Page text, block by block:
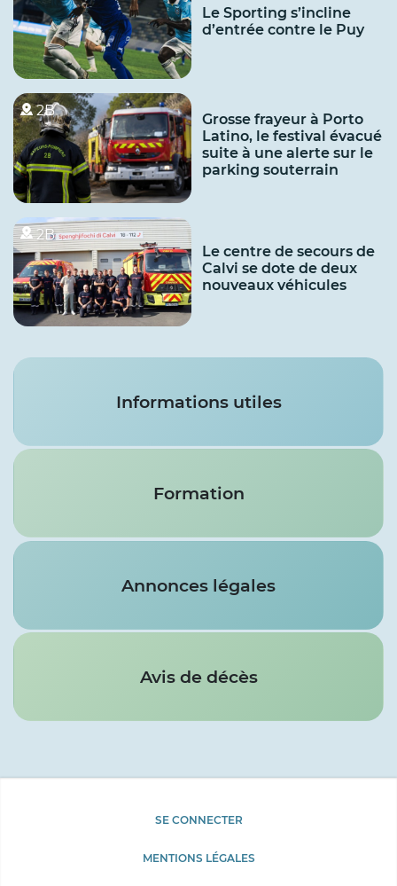
Le Sporting s’incline
d’entrée contre le Puy
2B
Grosse frayeur à Porto
Latino, le festival évacué
suite à une alerte sur le
parking souterrain
2B
Le centre de secours de
Calvi se dote de deux
nouveaux véhicules
Services
Informations utiles
Formation
Annonces légales
Avis de décès
SE CONNECTER
MENTIONS LÉGALES